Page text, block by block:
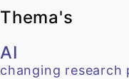
Thema's
AI
changing research